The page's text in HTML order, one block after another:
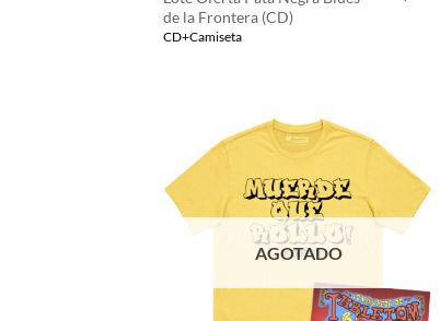
de la Frontera (CD)
CD+Camiseta
precio
AGOTADO